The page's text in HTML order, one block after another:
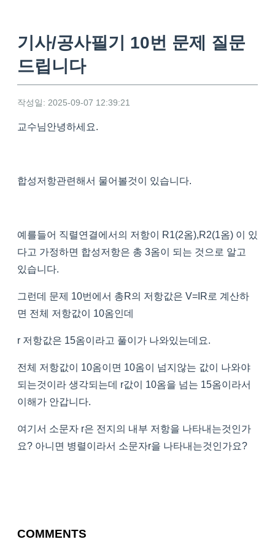
기사/공사필기 10번 문제 질문
드립니다
작성일: 2025-09-07 12:39:21
교수님안녕하세요.
합성저항관련해서 물어볼것이 있습니다.
예를들어 직렬연결에서의 저항이 R1(2옴),R2(1옴) 이 있
다고 가정하면 합성저항은 총 3옴이 되는 것으로 알고
있습니다.
그런데 문제 10번에서 총R의 저항값은 V=IR로 계산하
면 전체 저항값이 10옴인데
r 저항값은 15옴이라고 풀이가 나와있는데요.
전체 저항값이 10옴이면 10옴이 넘지않는 값이 나와야
되는것이라 생각되는데 r값이 10옴을 넘는 15옴이라서
이해가 안갑니다.
여기서 소문자 r은 전지의 내부 저항을 나타내는것인가
요? 아니면 병렬이라서 소문자r을 나타내는것인가요?
COMMENTS